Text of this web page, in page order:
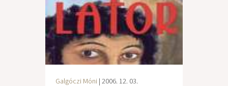
Galgóczi Móni | 2006. 12. 03.